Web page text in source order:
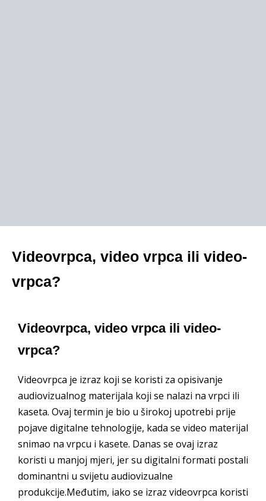
Videovrpca, video vrpca ili video-
vrpca?
Videovrpca, video vrpca ili video-
vrpca?
Videovrpca je izraz koji se koristi za opisivanje
audiovizualnog materijala koji se nalazi na vrpci ili
kaseta. Ovaj termin je bio u širokoj upotrebi prije
pojave digitalne tehnologije, kada se video materijal
snimao na vrpcu i kasete. Danas se ovaj izraz
koristi u manjoj mjeri, jer su digitalni formati postali
dominantni u svijetu audiovizualne
produkcije.Međutim, iako se izraz videovrpca koristi